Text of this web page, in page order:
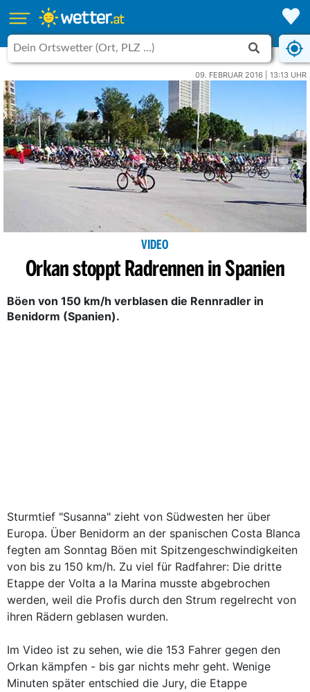
09. FEBRUAR 2016 | 13:13 UHR
VIDEO
Orkan stoppt Radrennen in Spanien
Böen von 150 km/h verblasen die Rennradler in
Benidorm (Spanien).
Sturmtief "Susanna" zieht von Südwesten her über
Europa. Über Benidorm an der spanischen Costa Blanca
fegten am Sonntag Böen mit Spitzengeschwindigkeiten
von bis zu 150 km/h. Zu viel für Radfahrer: Die dritte
Etappe der Volta a la Marina musste abgebrochen
werden, weil die Profis durch den Strum regelrecht von
ihren Rädern geblasen wurden.
Im Video ist zu sehen, wie die 153 Fahrer gegen den
Orkan kämpfen - bis gar nichts mehr geht. Wenige
Minuten später entschied die Jury, die Etappe